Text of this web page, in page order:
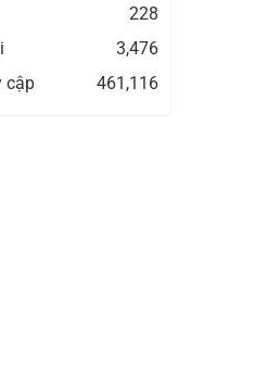
228
3,476
cập
461,116